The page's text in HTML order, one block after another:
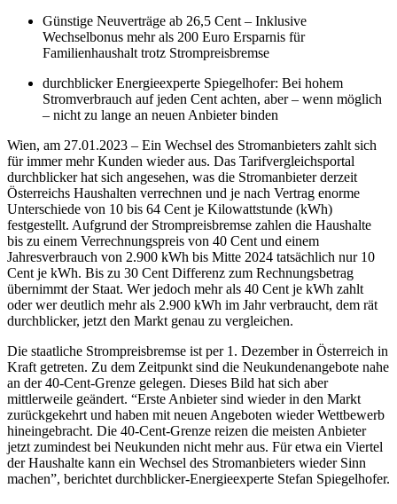
Günstige Neuverträge ab 26,5 Cent – Inklusive
Wechselbonus mehr als 200 Euro Ersparnis für
Familienhaushalt trotz Strompreisbremse
durchblicker Energieexperte Spiegelhofer: Bei hohem
Stromverbrauch auf jeden Cent achten, aber – wenn möglich
– nicht zu lange an neuen Anbieter binden
Wien, am 27.01.2023 – Ein Wechsel des Stromanbieters zahlt sich
für immer mehr Kunden wieder aus. Das Tarifvergleichsportal
durchblicker hat sich angesehen, was die Stromanbieter derzeit
Österreichs Haushalten verrechnen und je nach Vertrag enorme
Unterschiede von 10 bis 64 Cent je Kilowattstunde (kWh)
festgestellt. Aufgrund der Strompreisbremse zahlen die Haushalte
bis zu einem Verrechnungspreis von 40 Cent und einem
Jahresverbrauch von 2.900 kWh bis Mitte 2024 tatsächlich nur 10
Cent je kWh. Bis zu 30 Cent Differenz zum Rechnungsbetrag
übernimmt der Staat. Wer jedoch mehr als 40 Cent je kWh zahlt
oder wer deutlich mehr als 2.900 kWh im Jahr verbraucht, dem rät
durchblicker, jetzt den Markt genau zu vergleichen.
Die staatliche Strompreisbremse ist per 1. Dezember in Österreich in
Kraft getreten. Zu dem Zeitpunkt sind die Neukundenangebote nahe
an der 40-Cent-Grenze gelegen. Dieses Bild hat sich aber
mittlerweile geändert. “Erste Anbieter sind wieder in den Markt
zurückgekehrt und haben mit neuen Angeboten wieder Wettbewerb
hineingebracht. Die 40-Cent-Grenze reizen die meisten Anbieter
jetzt zumindest bei Neukunden nicht mehr aus. Für etwa ein Viertel
der Haushalte kann ein Wechsel des Stromanbieters wieder Sinn
machen”, berichtet durchblicker-Energieexperte Stefan Spiegelhofer.